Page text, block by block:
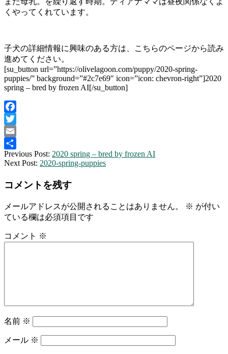
くやってくれています。
子犬の詳細情報に興味のある方は、こちらのページから読み
進めてください。
[su_button url=”https://olivelagoon.com/puppy/2020-spring-
puppies/” background=”#2c7e69″ icon=”icon: chevron-right”]2020
spring – bred by frozen AI[/su_button]
Facebook
Twitter
Email
共
有
2020-
02-
Previous Post: 2020 spring – bred by frozen AI
Next Post: 2020-spring-puppies
コメントを残す
メールアドレスが公開されることはありません。 ※ が付い
ている欄は必須項目です
コメント ※
名前 ※
メール ※